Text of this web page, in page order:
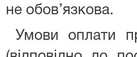
не обов’язкова.
Умови оплати